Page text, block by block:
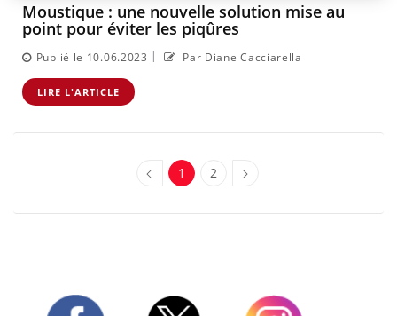
Moustique : une nouvelle solution mise au
point pour éviter les piqûres
Publié le 10.06.2023 | Par Diane Cacciarella
LIRE L'ARTICLE
1 2